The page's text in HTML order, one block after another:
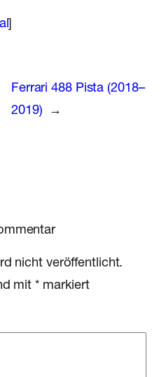
Ferrari 488 Pista (2018–
2019)
→
nicht veröffentlicht.
mit *markiert